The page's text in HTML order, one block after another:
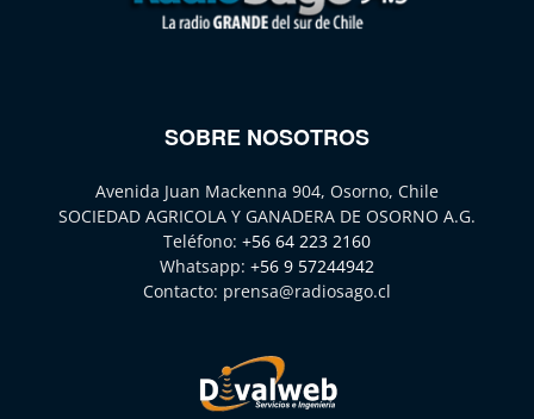
SOBRE NOSOTROS
Avenida Juan Mackenna 904, Osorno, Chile
SOCIEDAD AGRICOLA Y GANADERA DE OSORNO A.G.
Teléfono: +56 64 223 2160
Whatsapp: +56 9 57244942
Contacto: prensa@radiosago.cl